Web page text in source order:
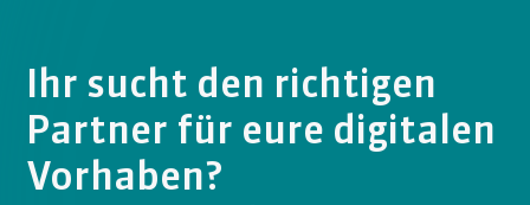
Ihr sucht den richtigen
Partner für eure digitalen
Vorhaben?